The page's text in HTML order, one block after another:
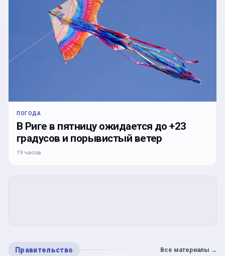
ПОГОДА
В Риге в пятницу ожидается до +23
градусов и порывистый ветер
19 часов
Правительство Все материалы →